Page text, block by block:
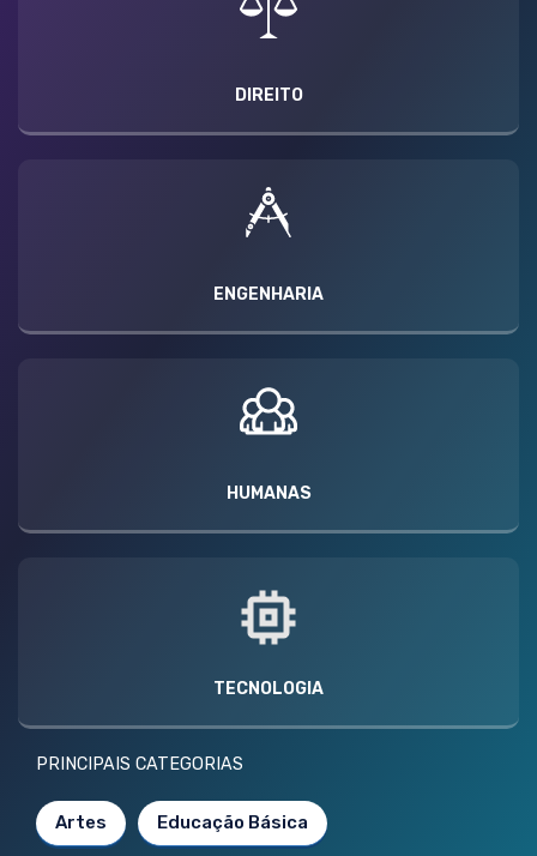
DIREITO
ENGENHARIA
HUMANAS
TECNOLOGIA
PRINCIPAIS CATEGORIAS
Artes Educação Básica